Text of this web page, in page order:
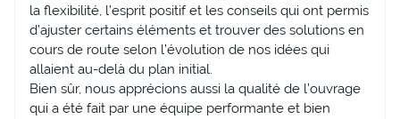
la flexibilité, l’esprit positif et les conseils qui ont permis
d’ajuster certains éléments et trouver des solutions en
cours de route selon l’évolution de nos idées qui
allaient au-delà du plan initial.
Bien sûr, nous apprécions aussi la qualité de l’ouvrage
qui a été fait par une équipe performante et bien